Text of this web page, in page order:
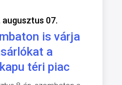
augusztus 07.
is várja
a
téri piac